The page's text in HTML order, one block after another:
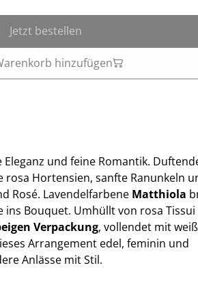
Jetzt bestellen
hinzufügen
und feine Romantik.
rosa Hortensien, sanfte Ranunkeln
Rosé. Lavendelfarbene Matthiola
ins Bouquet. Umhüllt von rosa
Verpackung, vollendet mit
Arrangement edel, feminin und
Anlässe mit Stil.